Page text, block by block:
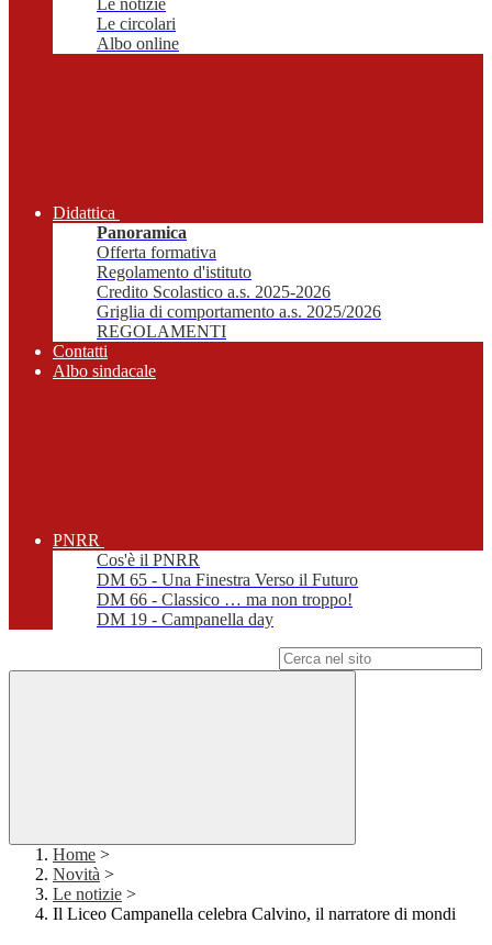
Le notizie
Le circolari
Albo online
Didattica
Panoramica
Offerta formativa
Regolamento d'istituto
Credito Scolastico a.s. 2025-2026
Griglia di comportamento a.s. 2025/2026
REGOLAMENTI
Contatti
Albo sindacale
PNRR
Cos'è il PNRR
DM 65 - Una Finestra Verso il Futuro
DM 66 - Classico … ma non troppo!
DM 19 - Campanella day
Home >
Novità >
Le notizie >
Il Liceo Campanella celebra Calvino, il narratore di mondi